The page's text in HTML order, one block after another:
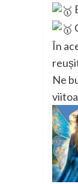
În
Ne